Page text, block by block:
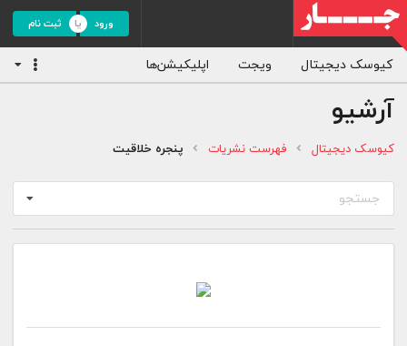
ورود ثبت نام
کیوسک دیجیتال ویجت اپلیکیشن‌ها
آرشیو
کیوسک دیجیتال فهرست نشریات پنجره خلاقیت
جستجو